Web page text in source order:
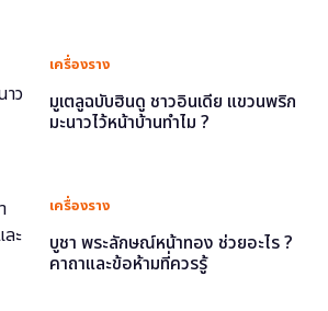
เครื่องราง
มูเตลูฉบับฮินดู ชาวอินเดีย แขวนพริก
มะนาวไว้หน้าบ้านทำไม ?
เครื่องราง
บูชา พระลักษณ์หน้าทอง ช่วยอะไร ?
คาถาและข้อห้ามที่ควรรู้